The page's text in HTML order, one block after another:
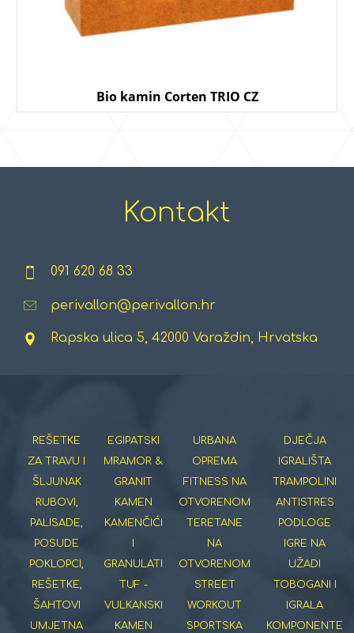
Bio kamin Corten TRIO CZ
Kontakt
091 620 68 33
perivallon@perivallon.hr
Rapska ulica 5, 42000 Varaždin, Hrvatska
REŠETKE
ZA TRAVU I
ŠLJUNAK
RUBOVI,
PALISADE,
POSUDE
POKLOPCI,
REŠETKE,
ŠAHTOVI
UMJETNA
EGIPATSKI
MRAMOR &
GRANIT
KAMEN
KAMENČIĆI
I
GRANULATI
TUF -
VULKANSKI
KAMEN
URBANA
OPREMA
FITNESS NA
OTVORENOM
TERETANE
NA
OTVORENOM
STREET
WORKOUT
SPORTSKA
DJEČJA
IGRALIŠTA
TRAMPOLINI
ANTISTRES
PODLOGE
IGRE NA
UŽADI
TOBOGANI I
IGRALA
KOMPONENTE